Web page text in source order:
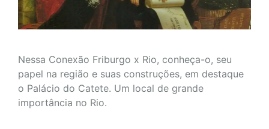
Nessa Conexão Friburgo x Rio, conheça-o, seu
papel na região e suas construções, em destaque
o Palácio do Catete. Um local de grande
importância no Rio.